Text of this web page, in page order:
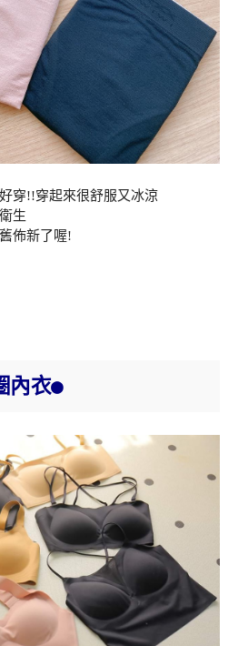
穿!!穿起來很舒服又冰涼
生
佈新了喔!
內衣●